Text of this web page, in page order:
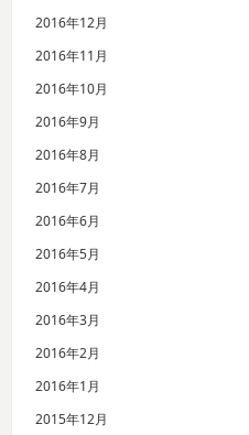
2016年12月
2016年11月
2016年10月
2016年9月
2016年8月
2016年7月
2016年6月
2016年5月
2016年4月
2016年3月
2016年2月
2016年1月
2015年12月